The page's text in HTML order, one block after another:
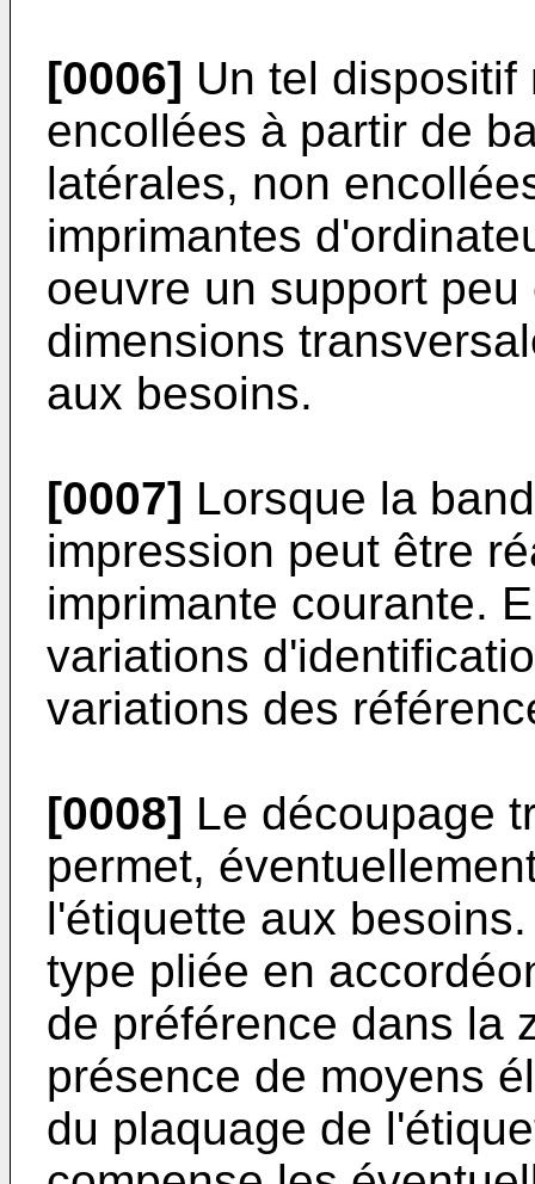
[0006] Un tel
encollées à partir de
latérales, non
imprimantes
oeuvre un support
dimensions
aux besoins.
[0007] Lorsque la
impression peut être
imprimante courante.
variations
variations des
[0008] Le découpage
permet,
l'étiquette aux
type pliée en
de préférence dans la
présence de moyens
du plaquage de